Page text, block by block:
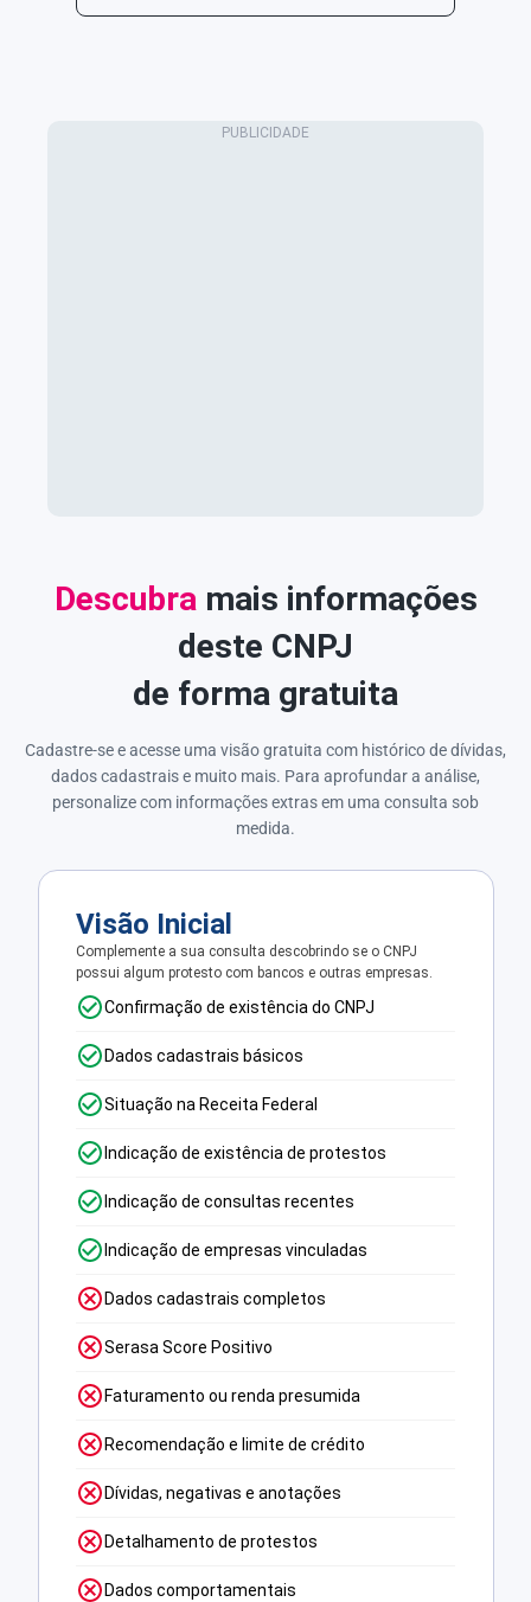
Descubra mais informações
deste CNPJ
de forma gratuita
Cadastre-se e acesse uma visão gratuita com histórico de dívidas,
dados cadastrais e muito mais. Para aprofundar a análise,
personalize com informações extras em uma consulta sob
medida.
Visão Inicial
Complemente a sua consulta descobrindo se o CNPJ
possui algum protesto com bancos e outras empresas.
Confirmação de existência do CNPJ
Dados cadastrais básicos
Situação na Receita Federal
Indicação de existência de protestos
Indicação de consultas recentes
Indicação de empresas vinculadas
Dados cadastrais completos
Serasa Score Positivo
Faturamento ou renda presumida
Recomendação e limite de crédito
Dívidas, negativas e anotações
Detalhamento de protestos
Dados comportamentais